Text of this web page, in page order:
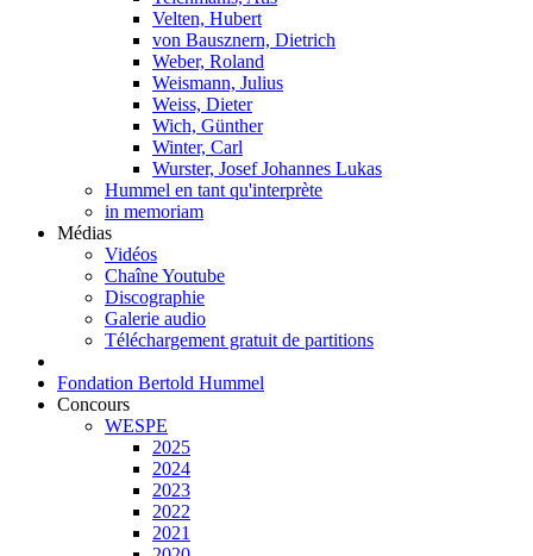
Velten, Hubert
von Bausznern, Dietrich
Weber, Roland
Weismann, Julius
Weiss, Dieter
Wich, Günther
Winter, Carl
Wurster, Josef Johannes Lukas
Hummel en tant qu'interprète
in memoriam
Médias
Vidéos
Chaîne Youtube
Discographie
Galerie audio
Téléchargement gratuit de partitions
Fondation Bertold Hummel
Concours
WESPE
2025
2024
2023
2022
2021